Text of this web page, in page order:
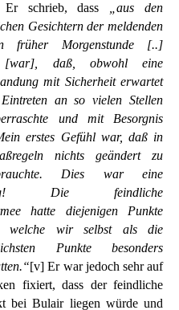
Er schrieb, dass
„aus den
Gesichtern der meldenden
früher Morgenstunde [..]
[war], daß, obwohl eine
mit Sicherheit erwartet
an so vielen Stellen
und mit Besorgnis
erstes Gefühl war, daß in
nichts geändert zu
Dies war eine
Die feindliche
hatte diejenigen Punkte
welche wir selbst als die
Punkte besonders
[v] Er war jedoch sehr auf
fixiert, dass der feindliche
bei Bulair liegen würde und